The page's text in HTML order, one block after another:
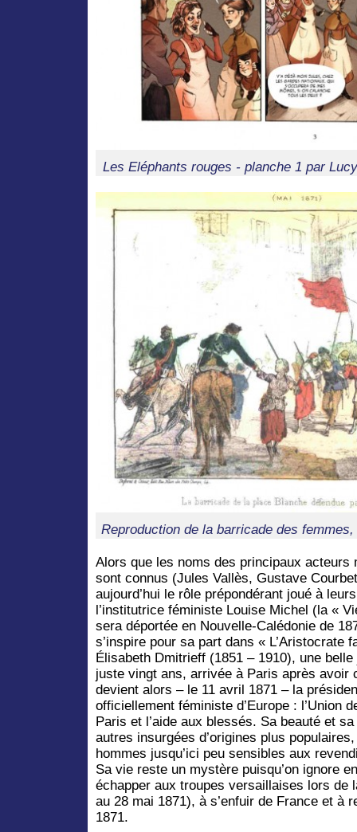
Les Eléphants rouges - planche 1 par
Reproduction de la barricade des
Alors que les noms des principaux acteurs
sont connus (Jules Vallès, Gustave
aujourd’hui le rôle prépondérant joué à
l’institutrice féministe Louise Michel (la «
sera déportée en Nouvelle-Calédonie de
s’inspire pour sa part dans « L’Aristocrate
Élisabeth Dmitrieff (1851 – 1910), une
juste vingt ans, arrivée à Paris après avoir
devient alors – le 11 avril 1871 – la
officiellement féministe d’Europe : l’Union
Paris et l’aide aux blessés. Sa beauté et
autres insurgées d’origines plus
hommes jusqu’ici peu sensibles aux
Sa vie reste un mystère puisqu’on ignore
échapper aux troupes versaillaises lors de
au 28 mai 1871), à s’enfuir de France et à
1871.